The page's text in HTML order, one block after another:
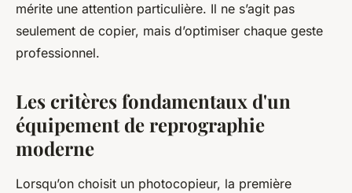
mérite une attention particulière. Il ne s’agit pas
seulement de copier, mais d’optimiser chaque geste
professionnel.
Les critères fondamentaux d'un
équipement de reprographie
moderne
Lorsqu’on choisit un photocopieur, la première